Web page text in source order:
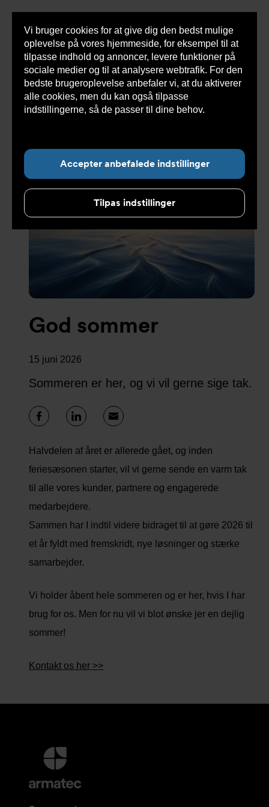
Vi bruger cookies for at give dig den bedst mulige
oplevelse på vores hjemmeside, for eksempel til at
tilpasse indhold og annoncer, levere funktioner på
sociale medier og til at analysere webtrafik. For den
bedste brugeroplevelse anbefaler vi, at du aktiverer
alle cookies, men du kan også tilpasse
indstillingerne, så de passer til dine behov.
Accepter anbefalede indstillinger
Tilpas indstillinger
Du
her:
Armatec > Nyheder > Nyheder 2026 >
Sommer
2026
God sommer
15 juni 2026
Sommeren er her, og vi vil gerne sige tak.
Halvdelen af ​​året er allerede gået, og inden
feriesæsonen starter, vil vi gerne sende en varm tak
til alle vores kunder, partnere og engagerede
medarbejdere.
Sammen har I indtil videre bidraget til at gøre 2026 til
et år fyldt med fremskridt, nye løsninger og stærke
samarbejder.
Vi holder åbent hele sommeren og er her, hvis I har
brug for os. Men for nu vil vi blot ønske jer en dejlig
sommer!
Kontakt os her >>
Yderligere
information
og